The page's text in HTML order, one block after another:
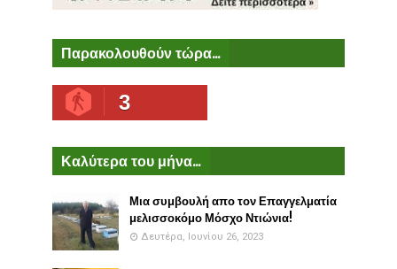
Παρακολουθούν τώρα...
3
Καλύτερα του μήνα...
Μια συμβουλή απο τον Επαγγελματία
μελισσοκόμο Μόσχο Ντιώνια!
Δευτέρα, Ιουνίου 26, 2023